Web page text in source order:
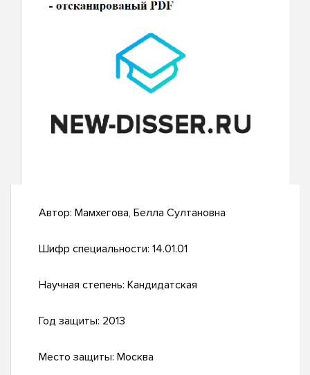
Автор: Мамхегова, Белла Султановна
Шифр специальности: 14.01.01
Научная степень: Кандидатская
Год защиты: 2013
Место защиты: Москва